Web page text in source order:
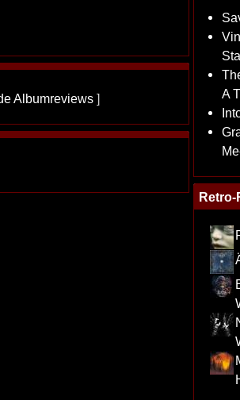
Albumreviews ]
A
Retro-